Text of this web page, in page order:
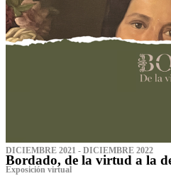
DICIEMBRE 2021 - DICIEMBRE 2022
Bordado, de la virtud a la
Exposición virtual‌